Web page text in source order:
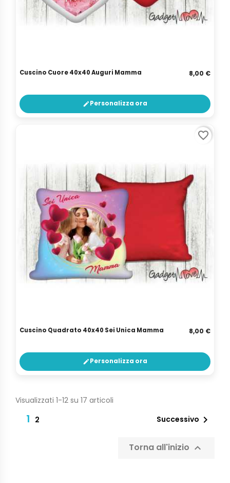
Cuscino Cuore 40x40 Auguri Mamma 8,00 €
editPersonalizza ora
Cuscino Quadrato 40x40 Sei Unica Mamma 8,00 €
editPersonalizza ora
favorite_border
Visualizzati 1-12 su 17 articoli
1 2 Successivo 
Torna all'inizio 